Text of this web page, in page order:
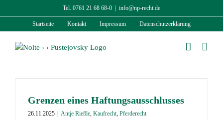
Inhalt
Tel. 0761 21 68 68-0 info@np-recht.de
Startseite Kontakt Impressum Datenschutzerklärung
Grenzen eines Haftungsausschlusses
26.11.2025 Antje Rießle, Kaufrecht, Pferderecht